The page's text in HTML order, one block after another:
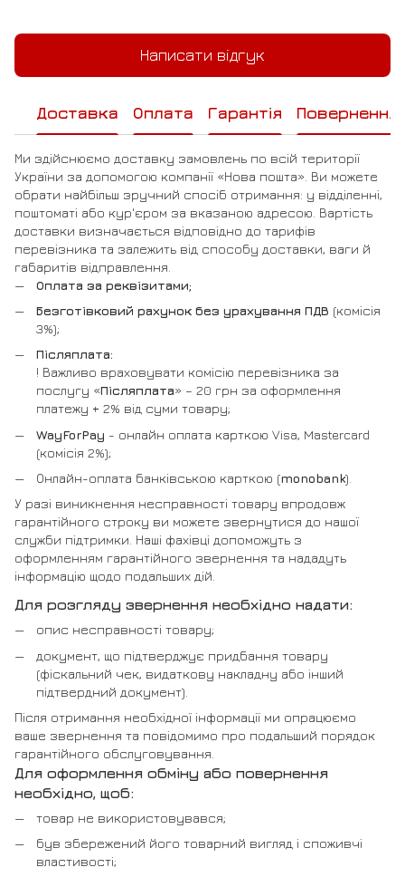
Написати відгук
Доставка Оплата Гарантія Повернення
Ми здійснюємо доставку замовлень по всій території
України за допомогою компанії «Нова пошта». Ви можете
обрати найбільш зручний спосіб отримання: у відділенні,
поштоматі або кур'єром за вказаною адресою. Вартість
доставки визначається відповідно до тарифів
перевізника та залежить від способу доставки, ваги й
габаритів відправлення.
Оплата за реквізитами;
Безготівковий рахунок без урахування ПДВ (комісія
3%);
Післяплата:
! Важливо враховувати комісію перевізника за
послугу «Післяплата» – 20 грн за оформлення
платежу + 2% від суми товару;
WayForPay - онлайн оплата карткою Visa, Mastercard
(комісія 2%);
Онлайн-оплата банківською карткою (monobank).
У разі виникнення несправності товару впродовж
гарантійного строку ви можете звернутися до нашої
служби підтримки. Наші фахівці допоможуть з
оформленням гарантійного звернення та нададуть
інформацію щодо подальших дій.
Для розгляду звернення необхідно надати:
опис несправності товару;
документ, що підтверджує придбання товару
(фіскальний чек, видаткову накладну або інший
підтвердний документ).
Після отримання необхідної інформації ми опрацюємо
ваше звернення та повідомимо про подальший порядок
гарантійного обслуговування.
Для оформлення обміну або повернення
необхідно, щоб:
товар не використовувався;
був збережений його товарний вигляд і споживчі
властивості;